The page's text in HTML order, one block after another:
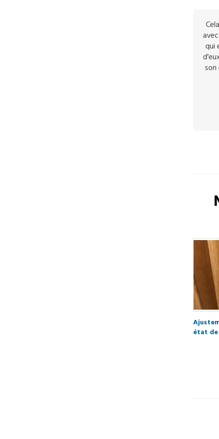
qui
son
état